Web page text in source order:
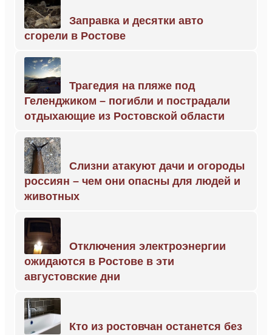
Заправка и десятки авто
сгорели в Ростове
Трагедия на пляже под
Геленджиком – погибли и пострадали
отдыхающие из Ростовской области
Слизни атакуют дачи и огороды
россиян – чем они опасны для людей и
животных
Отключения электроэнергии
ожидаются в Ростове в эти
августовские дни
Кто из ростовчан останется без